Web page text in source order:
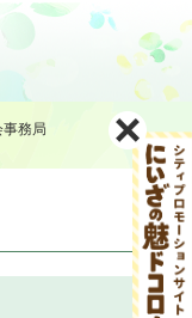
事務局